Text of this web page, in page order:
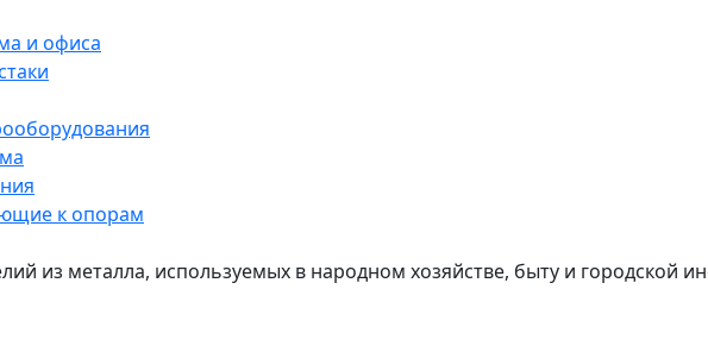
и офиса
к опорам
из металла, используемых в народном хозяйстве, быту и городской